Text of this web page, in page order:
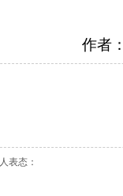
作者
人表态：